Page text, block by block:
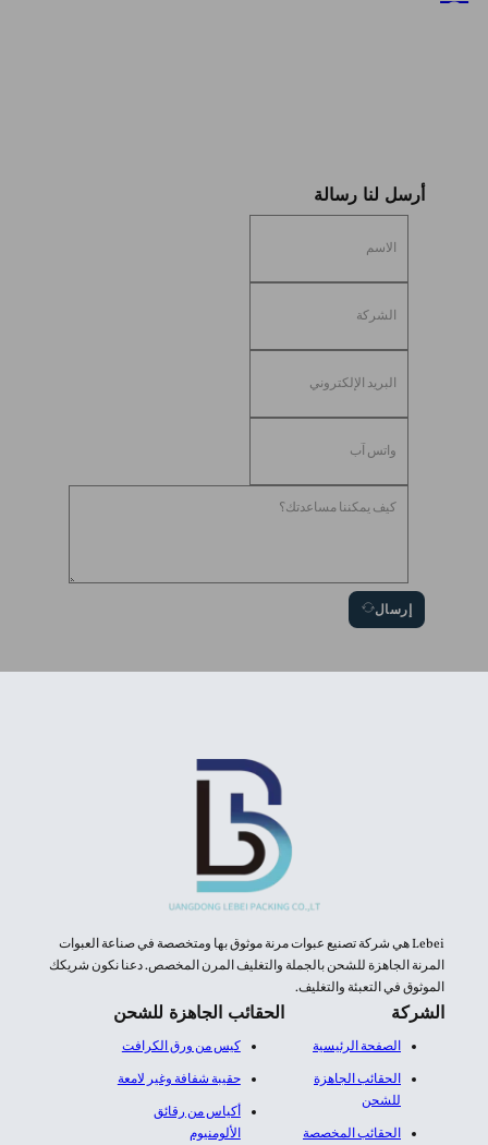
أرسل لنا رسالة
إرسال
Lebei هي شركة تصنيع عبوات مرنة موثوق بها ومتخصصة في صناعة العبوات
المرنة الجاهزة للشحن بالجملة والتغليف المرن المخصص. دعنا نكون شريكك
الموثوق في التعبئة والتغليف.
الشركة
الصفحة الرئيسية
الحقائب الجاهزة
للشحن
الحقائب المخصصة
الحقائب الجاهزة للشحن
كيس من ورق الكرافت
حقيبة شفافة وغير لامعة
أكياس من رقائق
الألومنيوم​